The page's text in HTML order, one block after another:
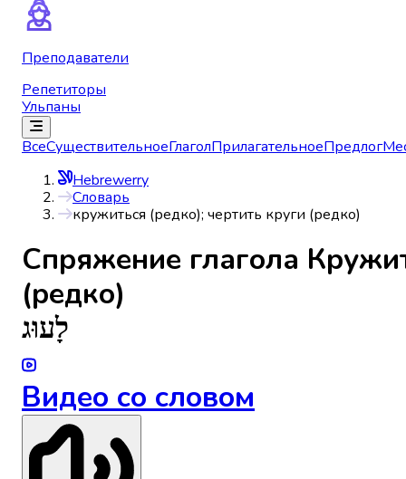
Преподаватели
Репетиторы
Ульпаны
ВсеСуществительноеГлаголПрилагательноеПредлог
Hebrewerry
Словарь
кружиться (редко); чертить круги (редко)
Спряжениe глагола
(редко)
לָעוּג
Видео со словом